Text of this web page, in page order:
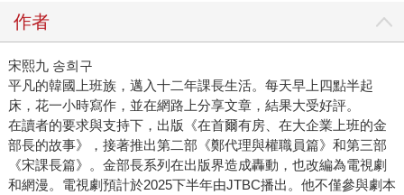
作者
宋熙九 송희구
平凡的韓國上班族，邁入十二年課長生活。每天早上四點半起
床，花一小時寫作，並在網路上分享文章，結果大受好評。
在讀者的要求與支持下，出版《在首爾有房、在大企業上班的金
部長的故事》，接著推出第二部《鄭代理與權職員篇》和第三部
《宋課長篇》。金部長系列在出版界造成轟動，也改編為電視劇
和網漫。電視劇預計於2025下半年由JTBC播出。他不僅參與劇本